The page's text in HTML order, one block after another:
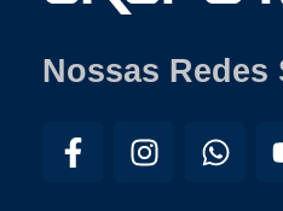
Nossas Redes